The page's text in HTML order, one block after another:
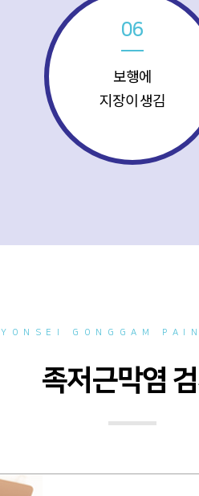
06
보행에
지장이 생김
YONSEI GONGGAM
족저근막염